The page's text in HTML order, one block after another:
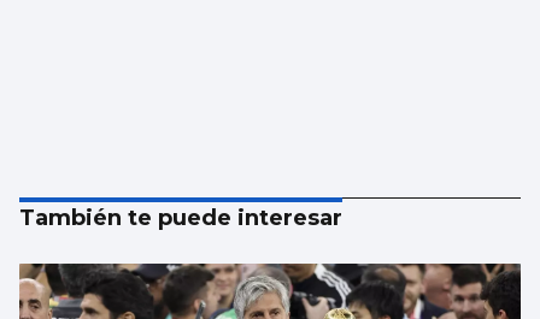
También te puede interesar